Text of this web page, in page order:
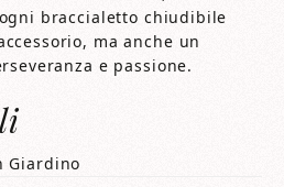
ogni braccialetto chiudibile
ma anche un
e passione.
Giardino